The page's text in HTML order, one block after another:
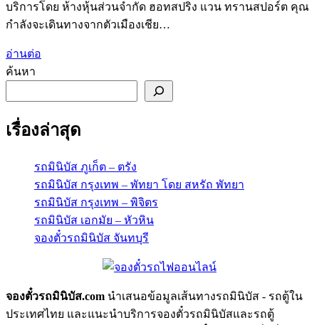
บริการโดย ห้างหุ้นส่วนจํากัด ฮอทสปริง แวน ทรานสปอร์ต คุณ
กำลังจะเดินทางจากตัวเมืองเชีย…
อ่านต่อ
ค้นหา
เรื่องล่าสุด
รถมินิบัส ภูเก็ต – ตรัง
รถมินิบัส กรุงเทพ – พัทยา โดย สหรัถ พัทยา
รถมินิบัส กรุงเทพ – พิจิตร
รถมินิบัส เอกมัย – หัวหิน
จองตั๋วรถมินิบัส จันทบุรี
จองตั๋วรถมินิบัส.com นำเสนอข้อมูลเส้นทางรถมินิบัส - รถตู้ใน
ประเทศไทย และแนะนำบริการจองตั๋วรถมินิบัสและรถตู้